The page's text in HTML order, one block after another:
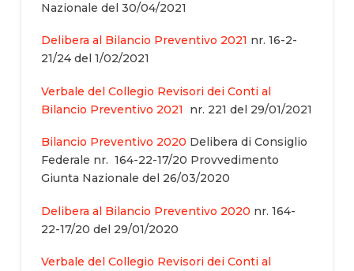
Nazionale del 30/04/2021
Delibera al Bilancio Preventivo 2021 nr. 16-2-
21/24 del 1/02/2021
Verbale del Collegio Revisori dei Conti al
Bilancio Preventivo 2021
nr. 221 del 29/01/2021
Bilancio Preventivo 2020 Delibera di Consiglio
Federale nr. 164-22-17/20 Provvedimento
Giunta Nazionale del 26/03/2020
Delibera al Bilancio Preventivo 2020 nr. 164-
22-17/20 del 29/01/2020
Verbale del Collegio Revisori dei Conti al